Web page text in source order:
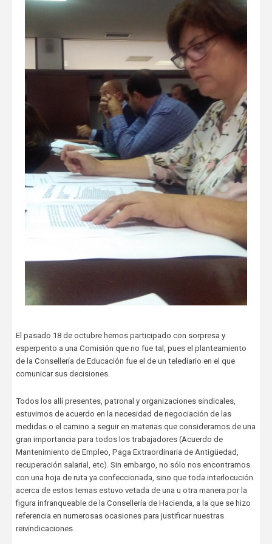
El pasado 18 de octubre hemos participado con sorpresa y
esperpento a una Comisión que no fue tal, pues el planteamiento
de la Consellería de Educación fue el de un telediario en el que
comunicar sus decisiones.
Todos los allí presentes, patronal y organizaciones sindicales,
estuvimos de acuerdo en la necesidad de negociación de las
medidas o el camino a seguir en materias que consideramos de una
gran importancia para todos los trabajadores (Acuerdo de
Mantenimiento de Empleo, Paga Extraordinaria de Antigüedad,
recuperación salarial, etc). Sin embargo, no sólo nos encontramos
con una hoja de ruta ya confeccionada, sino que toda interlocución
acerca de estos temas estuvo vetada de una u otra manera por la
figura infranqueable de la Consellería de Hacienda, a la que se hizo
referencia en numerosas ocasiones para justificar nuestras
reivindicaciones.